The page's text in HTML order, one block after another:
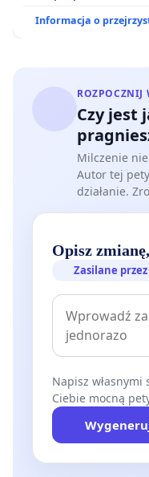
Informacja o
ROZPOCZNIJ
Czy jest
Milczenie
Autor tej
działanie.
Opisz
Zasilane
Napisz własnymi
Ciebie mocną